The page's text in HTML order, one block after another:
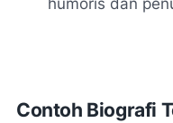
humoris dan
Contoh Biografi